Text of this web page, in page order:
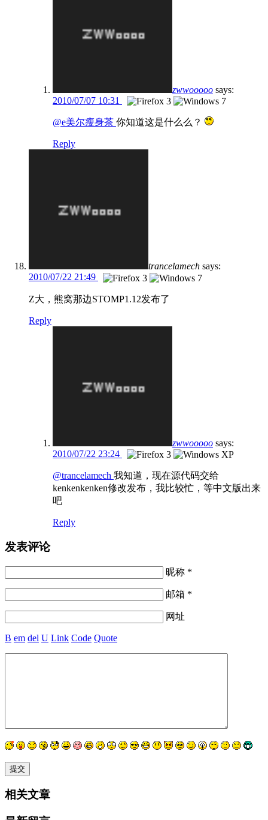
zwwooooo says:
2010/07/07 10:31
@e美尔瘦身茶 你知道这是什么么？
Reply
trancelamech says:
2010/07/22 21:49
Z大，熊窝那边STOMP1.12发布了
Reply
zwwooooo says:
2010/07/22 23:24
@trancelamech 我知道，现在源代码交给
kenkenkenken修改发布，我比较忙，等中文版出来
吧
Reply
发表评论
昵称 *
邮箱 *
网址
B em del U Link Code Quote
相关文章